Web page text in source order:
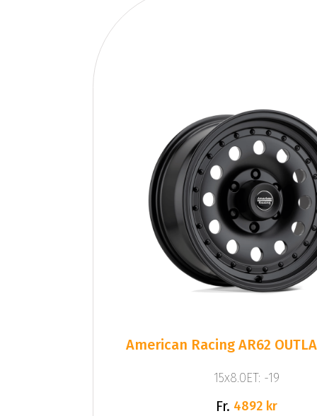
American Racing AR62
15x8.0ET: -19
Fr. 4892 kr